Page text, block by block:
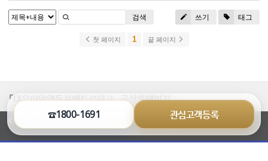
쓰기 태그
검색
첫 페이지 1 끝 페이지
「대우이안영등포메트로파크」 공식홈페이지
©2026 www.dn-thesharp.co.kr All Rights Reserved.
☎1800-1691 관심고객등록